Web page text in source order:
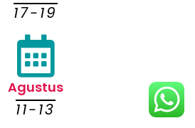
17-19
Agustus
11-13